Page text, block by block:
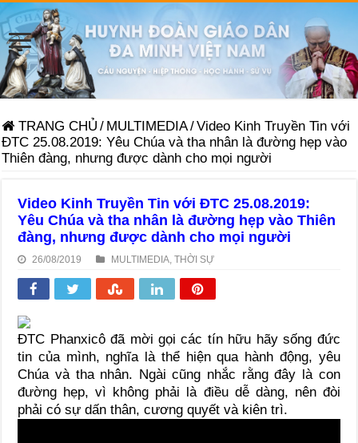
TRANG CHỦ / MULTIMEDIA/Video Kinh Truyền Tin với
ĐTC 25.08.2019: Yêu Chúa và tha nhân là đường hẹp vào
Thiên đàng, nhưng được dành cho mọi người
Video Kinh Truyền Tin với ĐTC 25.08.2019:
Yêu Chúa và tha nhân là đường hẹp vào Thiên
đàng, nhưng được dành cho mọi người
26/08/2019 MULTIMEDIA ,THỜI SỰ
ĐTC Phanxicô đã mời gọi các tín hữu hãy sống đức
tin của mình, nghĩa là thể hiện qua hành động, yêu
Chúa và tha nhân. Ngài cũng nhắc rằng đây là con
đường hẹp, vì không phải là điều dễ dàng, nên đòi
phải có sự dấn thân, cương quyết và kiên trì.